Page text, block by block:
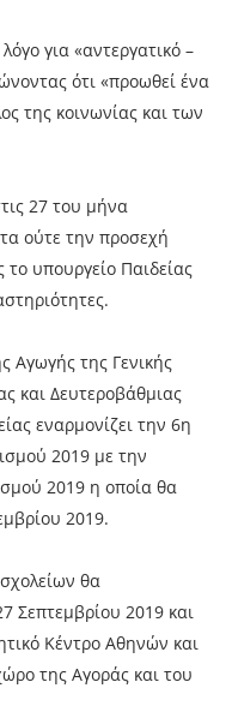
για «αντεργατικό –
ότι «προωθεί ένα
της κοινωνίας και των
27 του μήνα
ούτε την προσεχή
υπουργείο Παιδείας
Αγωγής της Γενικής
και Δευτεροβάθμιας
εναρμονίζει την 6η
2019 με την
2019 η οποία θα
2019.
θα
Σεπτεμβρίου 2019 και
Κέντρο Αθηνών και
της Αγοράς και του